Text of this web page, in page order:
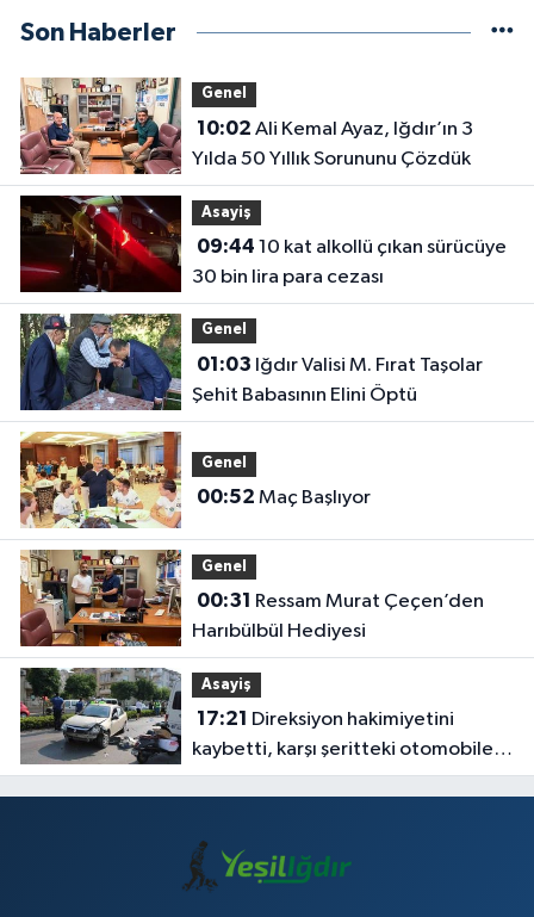
Son Haberler
Genel
10:02
Yılda 50 Yıllık Sorununu Çözdük
Asayiş
09:44
30 bin lira para cezası
Genel
01:03
Şehit Babasının Elini Öptü
Genel
00:52 Maç Başlıyor
Genel
00:31
Harıbülbül Hediyesi
Asayiş
17:21
kaybetti, karşı şeritteki otomobile
çarptı